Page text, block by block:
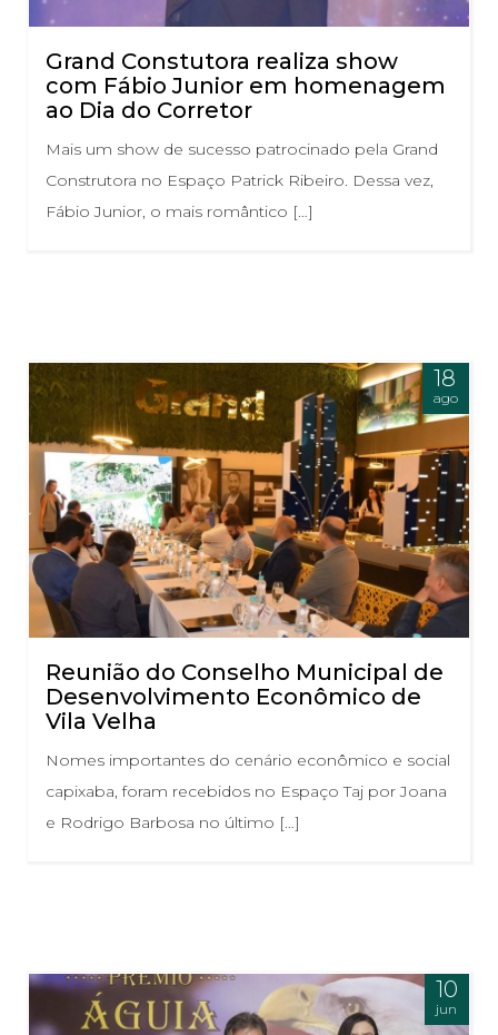
Grand Constutora realiza show
com Fábio Junior em homenagem
ao Dia do Corretor
Mais um show de sucesso patrocinado pela Grand
Construtora no Espaço Patrick Ribeiro. Dessa vez,
Fábio Junior, o mais romântico […]
18
ago
Reunião do Conselho Municipal de
Desenvolvimento Econômico de
Vila Velha
Nomes importantes do cenário econômico e social
capixaba, foram recebidos no Espaço Taj por Joana
e Rodrigo Barbosa no último […]
10
jun